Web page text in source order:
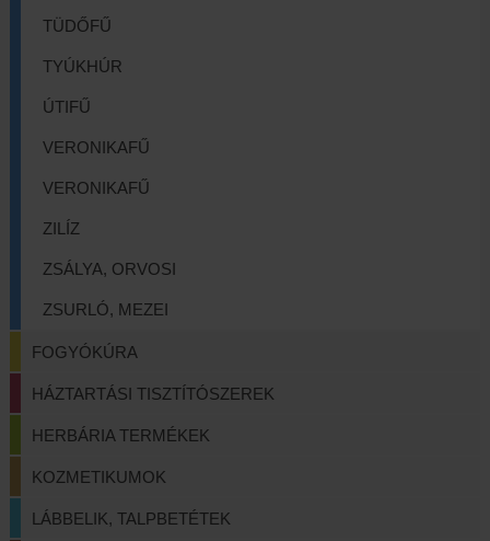
TÜDŐFŰ
TYÚKHÚR
ÚTIFŰ
VERONIKAFŰ
VERONIKAFŰ
ZILÍZ
ZSÁLYA, ORVOSI
ZSURLÓ, MEZEI
FOGYÓKÚRA
HÁZTARTÁSI TISZTÍTÓSZEREK
HERBÁRIA TERMÉKEK
KOZMETIKUMOK
LÁBBELIK, TALPBETÉTEK